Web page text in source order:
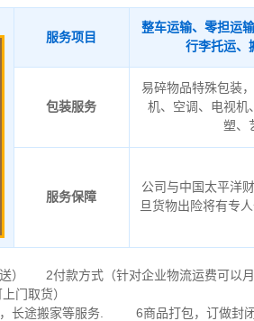
服务项目
整车运输、零担运
行李托运、
包装服务
易碎物品特殊包装
机、空调、电视机
塑、
服务保障
公司与中国太平洋
旦货物出险将有专
） 2付款方式（针对企业物流运费可以
门取货）
途搬家等服务. 6商品打包，订做封闭